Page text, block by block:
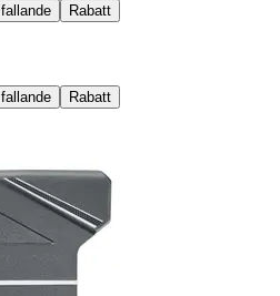
Rabatt
Rabatt